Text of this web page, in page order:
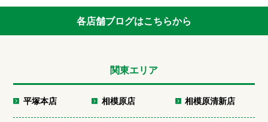
各店舗ブログはこちらから
関東エリア
平塚本店 相模原店 相模原清新店